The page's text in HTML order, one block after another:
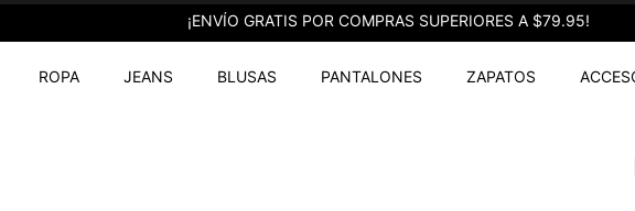
¡ENVÍO GRATIS POR COMPRAS SUPERIORES A $79.95!
ROPA JEANS BLUSAS PANTALONES ZAPATOS